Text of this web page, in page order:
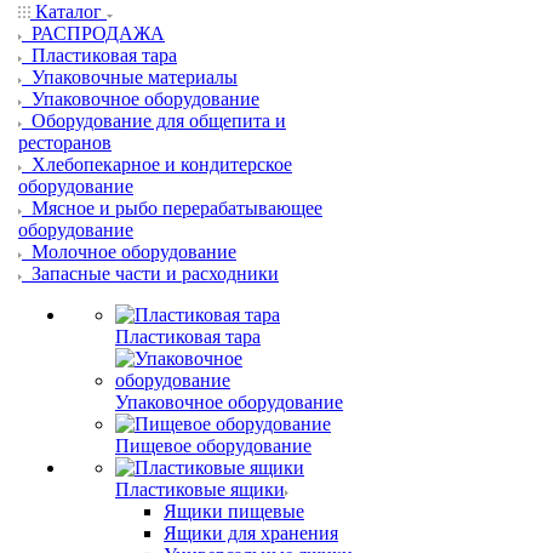
Каталог
РАСПРОДАЖА
Пластиковая тара
Упаковочные материалы
Упаковочное оборудование
Оборудование для общепита и
ресторанов
Хлебопекарное и кондитерское
оборудование
Мясное и рыбо перерабатывающее
оборудование
Молочное оборудование
Запасные части и расходники
Пластиковая тара
Упаковочное оборудование
Пищевое оборудование
Пластиковые ящики
Ящики пищевые
Ящики для хранения